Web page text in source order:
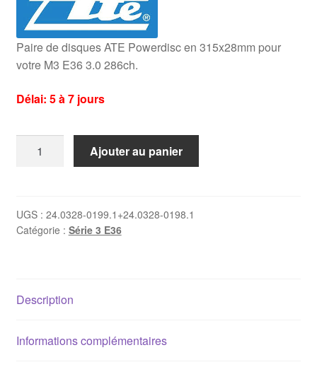
Paire de disques ATE Powerdisc en 315x28mm pour
votre M3 E36 3.0 286ch.
Délai: 5 à 7 jours
disques
de
M3
3.0
Ajouter au panier
UGS : 24.0328-0199.1+24.0328-0198.1
Catégorie : Série 3 E36
Description
Informations complémentaires